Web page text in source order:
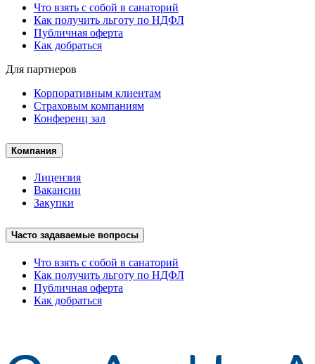
Что взять с собой в санаторий
Как получить льготу по НДФЛ
Публичная оферта
Как добраться
Для партнеров
Корпоративным клиентам
Страховым компаниям
Конференц зал
Компания
Лицензия
Вакансии
Закупки
Часто задаваемые вопросы
Что взять с собой в санаторий
Как получить льготу по НДФЛ
Публичная оферта
Как добраться